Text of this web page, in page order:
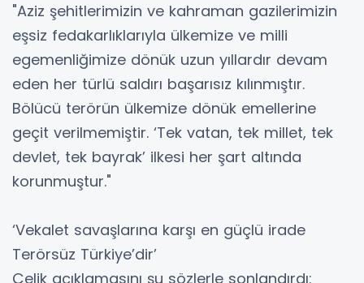
"Aziz şehitlerimizin ve kahraman gazilerimizin
eşsiz fedakarlıklarıyla ülkemize ve milli
egemenliğimize dönük uzun yıllardır devam
eden her türlü saldırı başarısız kılınmıştır.
Bölücü terörün ülkemize dönük emellerine
geçit verilmemiştir. ‘Tek vatan, tek millet, tek
devlet, tek bayrak’ ilkesi her şart altında
korunmuştur."
‘Vekalet savaşlarına karşı en güçlü irade
Terörsüz Türkiye’dir’
Çelik açıklamasını şu sözlerle sonlandırdı: